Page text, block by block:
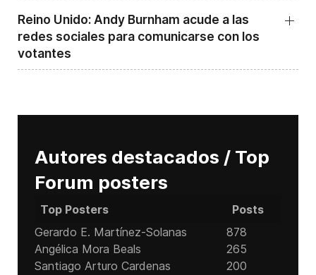
Reino Unido: Andy ‌Burnham acude a las
redes sociales para comunicarse con los
votantes
Autores destacados / Top
Forum posters
Top Posters
Posts
Gerardo E. Martínez-Solanas
878
Angélica Mora Beals
265
Santiago Arturo Cardenas
200